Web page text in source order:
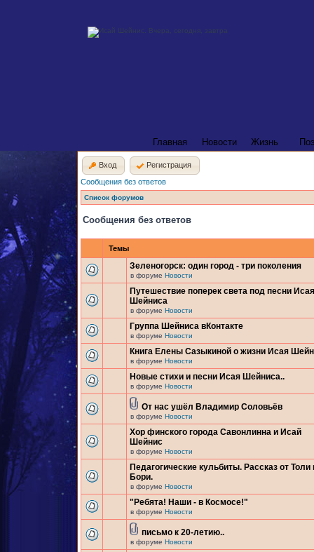
Главная Новости Жизнь
Вход
Регистрация
Сообщения без ответов
Список форумов
Сообщения без ответов
Темы
Зеленогорск: один город - три поколения
в форуме Новости
Путешествие поперек света под песни Исая
Шейниса
в форуме Новости
Группа Шейниса вКонтакте
в форуме Новости
Книга Елены Сазыкиной о жизни Исая
в форуме Новости
Новые стихи и песни Исая Шейниса..
в форуме Новости
От нас ушёл Владимир Соловьёв
в форуме Новости
Хор финского города Савонлинна и Исай
Шейнис
в форуме Новости
Педагогические кульбиты. Рассказ от Толи
Бори.
в форуме Новости
"Ребята! Наши - в Космосе!"
в форуме Новости
письмо к 20-летию..
в форуме Новости